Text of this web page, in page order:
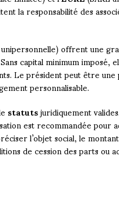
la responsabilité des
offrent une
capital minimum imposé,
Le président peut être
personnalisable.
statutsjuridiquement
est recommandée pour
l’objet social, le
de cession des parts ou